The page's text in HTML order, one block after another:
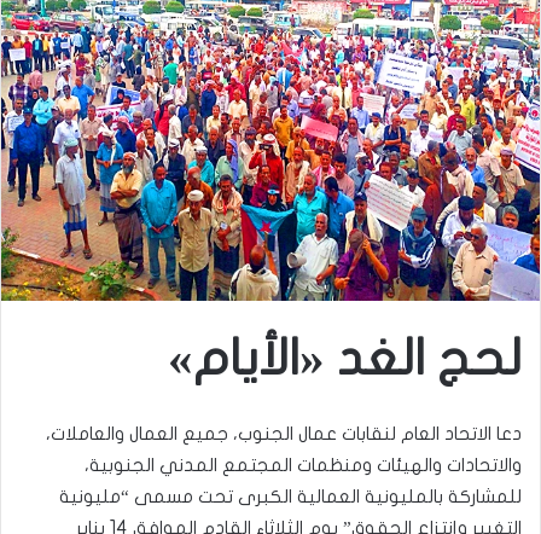
لحج الغد «الأيام»
​دعا الاتحاد العام لنقابات عمال الجنوب، جميع العمال والعاملات،
والاتحادات والهيئات ومنظمات المجتمع المدني الجنوبية،
للمشاركة بالمليونية العمالية الكبرى تحت مسمى “مليونية
التغيير وإنتزاع الحقوق” يوم الثلاثاء القادم الموافق 14 يناير